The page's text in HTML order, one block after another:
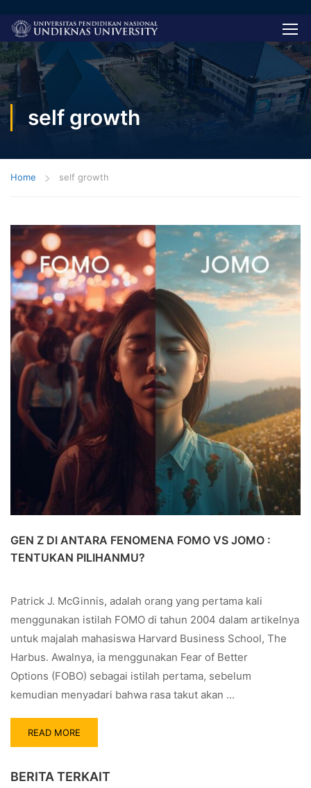
self growth
Home self growth
GEN Z DI ANTARA FENOMENA FOMO VS JOMO :
TENTUKAN PILIHANMU?
Patrick J. McGinnis, adalah orang yang pertama kali
menggunakan istilah FOMO di tahun 2004 dalam artikelnya
untuk majalah mahasiswa Harvard Business School, The
Harbus. Awalnya, ia menggunakan Fear of Better
Options (FOBO) sebagai istilah pertama, sebelum
kemudian menyadari bahwa rasa takut akan …
READ MORE
BERITA TERKAIT